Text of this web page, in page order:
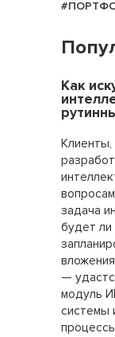
Как
задача
будет ли
—
модуль
системы